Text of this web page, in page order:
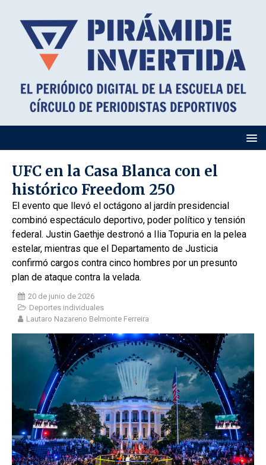
UFC en la Casa Blanca con el
histórico Freedom 250
El evento que llevó el octágono al jardín presidencial
combinó espectáculo deportivo, poder político y tensión
federal. Justin Gaethje destronó a Ilia Topuria en la pelea
estelar, mientras que el Departamento de Justicia
confirmó cargos contra cinco hombres por un presunto
plan de ataque contra la velada.
20 de junio de 2026
Deportes individuales
Lautaro Nazareno Belmonte Ferreira